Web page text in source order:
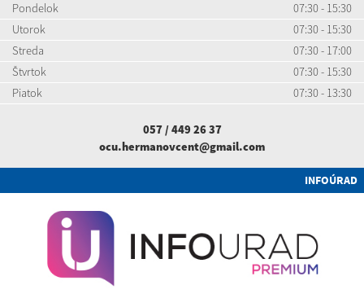
Pondelok
07:30 - 15:30
Utorok
07:30 - 15:30
Streda
07:30 - 17:00
Štvrtok
07:30 - 15:30
Piatok
07:30 - 13:30
057 / 449 26 37
ocu.hermanovcent@gmail.com
INFOÚRAD